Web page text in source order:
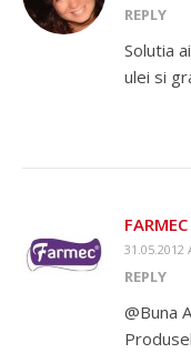
REPLY
Solutia
ulei si
FARMEC
31.05.2012
REPLY
@Buna